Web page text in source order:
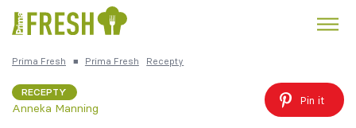
Česká kuchyně
Prima Fresh ■ Prima Fresh Recepty
RECEPTY
Anneka Manning
Pin it